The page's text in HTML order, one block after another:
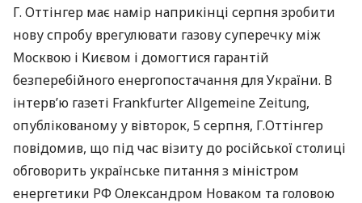
Г. Оттінгер має намір наприкінці серпня зробити
нову спробу врегулювати газову суперечку між
Москвою і Києвом і домогтися гарантій
безперебійного енергопостачання для України. В
інтерв’ю газеті Frankfurter Allgemeine Zeitung,
опублікованому у вівторок, 5 серпня, Г.Оттінгер
повідомив, що під час візиту до російської столиці
обговорить українське питання з міністром
енергетики РФ Олександром Новаком та головою